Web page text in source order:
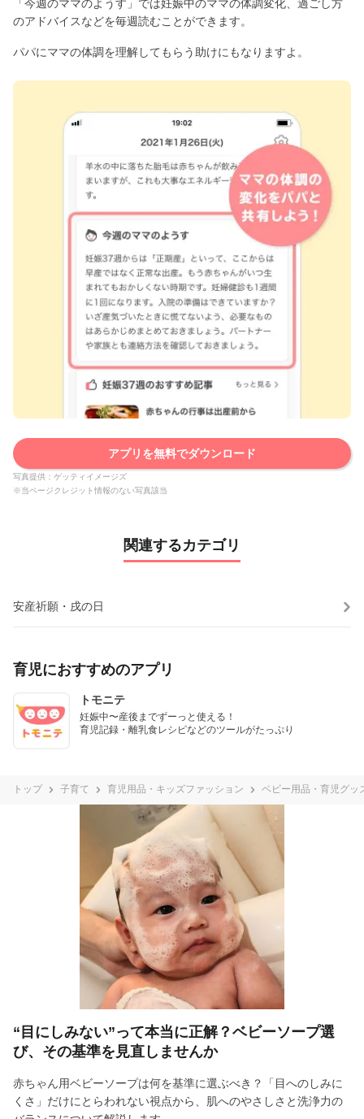
「今週のママのようす」では妊娠中のママの体調変化、過ごし方
のアドバイスなどを毎週読むことができます。
パパにママの体調を理解してもらう助けにもなりますよ。
アプリを無料でダウンロード
写真提供：ゲッティイメージズ
※当ページクレジット情報のない写真該当
関連するカテゴリ
安産祈願・戌の日
育児におすすめのアプリ
トモニテ
妊娠中〜産後までずーっと使える！
育児記録・離乳食レシピなどのツールがたっぷり
トップ 子育て 育児用品・キッズファッション ベビー用品・育児グッ
“目にしみない”って本当に正解？ベビーソープ選
び、その基準を見直しませんか
赤ちゃん用ベビーソープは何を基準に選ぶべき？「目へのしみに
くさ」だけにとらわれない視点から、肌へのやさしさと洗浄力の